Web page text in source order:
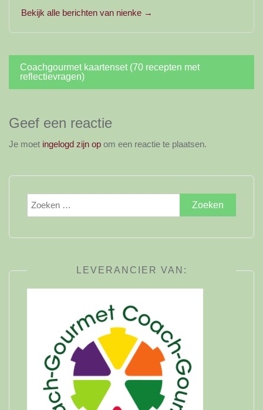
Bekijk alle berichten van nienke →
Bericht
navigatie
Coachgourmet kaartenset (70 recepten met
reflectievragen)
Geef een reactie
Je moet ingelogd zijn op om een reactie te plaatsen.
Zoeken
naar:
LEVERANCIER VAN: